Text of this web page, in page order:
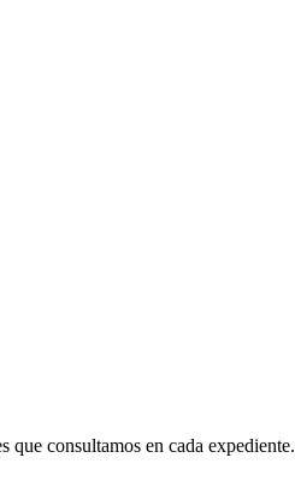
consultamos en cada expediente.